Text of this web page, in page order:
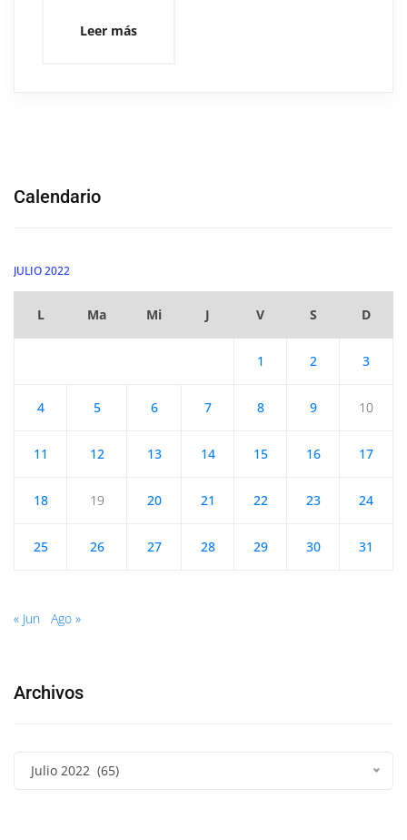
Leer más
Calendario
JULIO 2022
L Ma Mi J V S D
1 2 3
4 5 6 7 8 9 10
11 12 13 14 15 16 17
18 19 20 21 22 23 24
25 26 27 28 29 30 31
« Jun Ago »
Archivos
Julio 2022 (65)